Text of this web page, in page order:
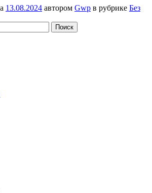
13.08.2024 автором Gwp в рубрике Без